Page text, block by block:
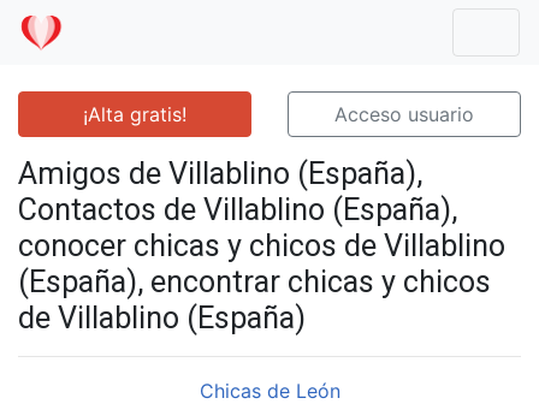
¡Alta gratis! Acceso usuario
Amigos de Villablino (España),
Contactos de Villablino (España),
conocer chicas y chicos de Villablino
(España), encontrar chicas y chicos
de Villablino (España)
Chicas de León